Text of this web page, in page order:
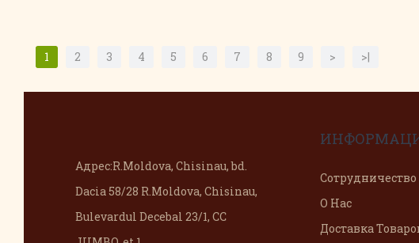
1 2 3 4 5 6 7 8 9 > >|
Адрес:R.Moldova, Chisinau, bd.
Dacia 58/28 R.Moldova, Chisinau,
Bulevardul Decebal 23/1, CC
Сотрудничество
О Нас
Доставка